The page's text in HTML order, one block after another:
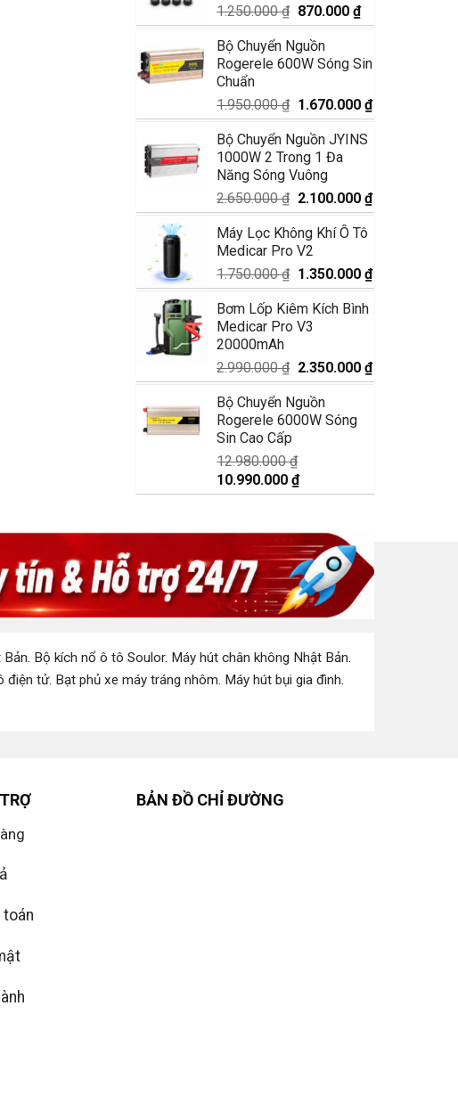
450.000 ₫.
1.250.000₫ Giá
gốc
là:
1.250.000 ₫.
870.000₫Giá
hiện
là:
Bộ Chuyển Nguồn
Rogerele 600W Sóng Sin
Chuẩn
1.950.000₫ Giá
gốc
là:
1.950.000 ₫.
1.670.000₫Giá
hiện
Bộ Chuyển Nguồn JYINS
1000W 2 Trong 1 Đa
Năng Sóng Vuông
2.650.000₫ Giá
gốc
là:
2.650.000 ₫.
2.100.000₫Giá
hiện
2.100.000 ₫.
Máy Lọc Không Khí Ô Tô
Medicar Pro V2
1.750.000₫ Giá
gốc
là:
1.750.000 ₫.
1.350.000₫Giá
hiện
Bơm Lốp Kiêm Kích Bình
Medicar Pro V3
20000mAh
2.990.000₫ Giá
gốc
là:
2.990.000 ₫.
2.350.000₫Giá
hiện
Bộ Chuyển Nguồn
Rogerele 6000W Sóng
Sin Cao Cấp
12.980.000₫
Giá
gốc
12.980.000 ₫.
10.990.000₫Giá
hiện
là:
10.990.000 ₫.
Bản. Bộ kích nổ ô tô Soulor. Máy hút chân không Nhật Bản.
điện tử. Bạt phủ xe máy tráng nhôm. Máy hút bụi gia đình.
toán
BẢN ĐỒ CHỈ ĐƯỜNG